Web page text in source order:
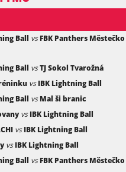
Ball vs FBK Panthers Městečko
Ball vsTJ Sokol Tvarožná
vs IBK Lightning Ball
Ball vs Mal ši branic
vs IBK Lightning Ball
vs IBK Lightning Ball
vs IBK Lightning Ball
Ball vs FBK Panthers Městečko